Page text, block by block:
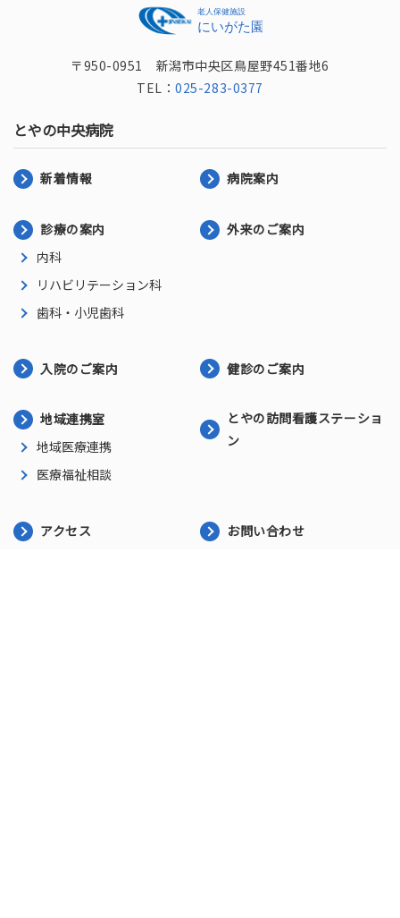
〒950-0951 新潟市中央区鳥屋野451番地6
TEL：025-283-0377
とやの中央病院
新着情報 病院案内
診療の案内
内科
リハビリテーション科
歯科・小児歯科
外来のご案内
入院のご案内 健診のご案内
地域連携室
地域医療連携
医療福祉相談
とやの訪問看護ステーショ
ン
アクセス お問い合わせ